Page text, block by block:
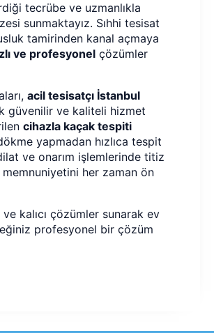
tecrübe ve uzmanlıkla
sunmaktayız. Sıhhi tesisat
tamirinden kanal açmaya
ve profesyonel çözümler
acil tesisatçı İstanbul
güvenilir ve kaliteli hizmet
cihazla kaçak tespiti
yapmadan hızlıca tespit
ve onarım işlemlerinde titiz
her zaman ön
kalıcı çözümler sunarak ev
profesyonel bir çözüm